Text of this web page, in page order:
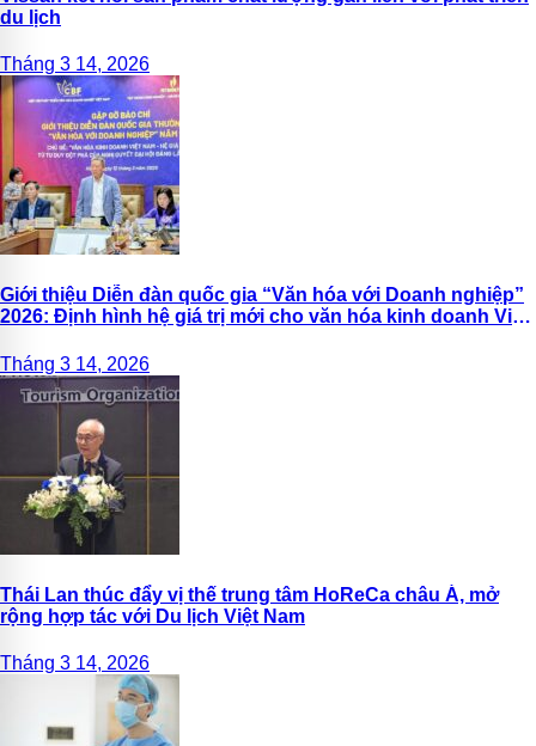
du lịch
Tháng 3 14, 2026
Giới thiệu Diễn đàn quốc gia “Văn hóa với Doanh nghiệp”
2026: Định hình hệ giá trị mới cho văn hóa kinh doanh Việt
Tháng 3 14, 2026
Thái Lan thúc đẩy vị thế trung tâm HoReCa châu Á, mở
rộng hợp tác với Du lịch Việt Nam
Tháng 3 14, 2026